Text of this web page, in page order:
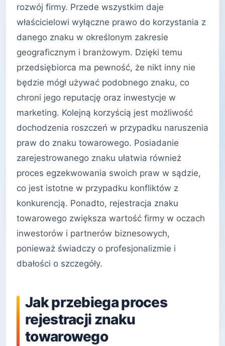
rozwój firmy. Przede wszystkim daje
właścicielowi wyłączne prawo do korzystania z
danego znaku w określonym zakresie
geograficznym i branżowym. Dzięki temu
przedsiębiorca ma pewność, że nikt inny nie
będzie mógł używać podobnego znaku, co
chroni jego reputację oraz inwestycje w
marketing. Kolejną korzyścią jest możliwość
dochodzenia roszczeń w przypadku naruszenia
praw do znaku towarowego. Posiadanie
zarejestrowanego znaku ułatwia również
proces egzekwowania swoich praw w sądzie,
co jest istotne w przypadku konfliktów z
konkurencją. Ponadto, rejestracja znaku
towarowego zwiększa wartość firmy w oczach
inwestorów i partnerów biznesowych,
ponieważ świadczy o profesjonalizmie i
dbałości o szczegóły.
Jak przebiega proces
rejestracji znaku
towarowego